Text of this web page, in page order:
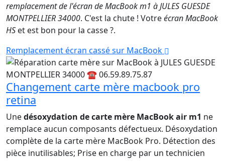
remplacement de l'écran de MacBook m1 à JULES GUESDE
MONTPELLIER 34000. C'est la chute ! Votreécran MacBook
HS et est bon pour la casse ?.
Remplacement écran cassé sur MacBook
Changement carte mère macbook pro
retina
Unedésoxydation de carte mère MacBook air m1 ne
remplace aucun composants défectueux. Désoxydation
complète de la carte mère MacBook Pro. Détection des
pièce inutilisables; Prise en charge par un technicien